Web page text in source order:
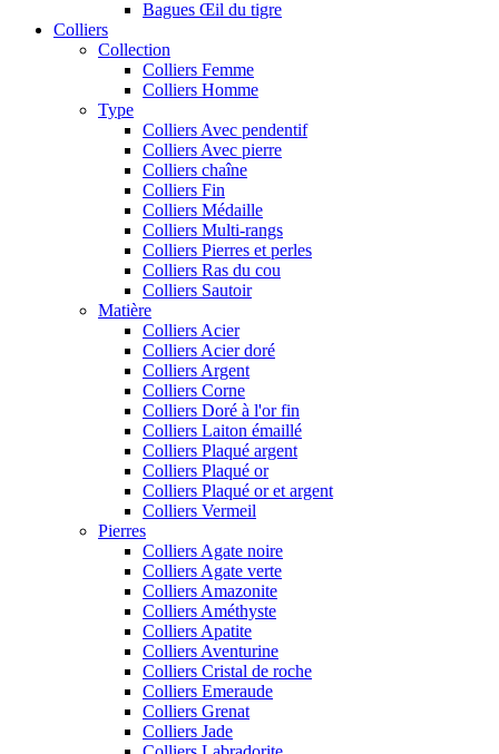
Bagues Œil du tigre
Colliers
Collection
Colliers Femme
Colliers Homme
Type
Colliers Avec pendentif
Colliers Avec pierre
Colliers chaîne
Colliers Fin
Colliers Médaille
Colliers Multi-rangs
Colliers Pierres et perles
Colliers Ras du cou
Colliers Sautoir
Matière
Colliers Acier
Colliers Acier doré
Colliers Argent
Colliers Corne
Colliers Doré à l'or fin
Colliers Laiton émaillé
Colliers Plaqué argent
Colliers Plaqué or
Colliers Plaqué or et argent
Colliers Vermeil
Pierres
Colliers Agate noire
Colliers Agate verte
Colliers Amazonite
Colliers Améthyste
Colliers Apatite
Colliers Aventurine
Colliers Cristal de roche
Colliers Emeraude
Colliers Grenat
Colliers Jade